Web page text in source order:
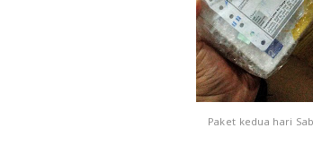
Paket kedua hari